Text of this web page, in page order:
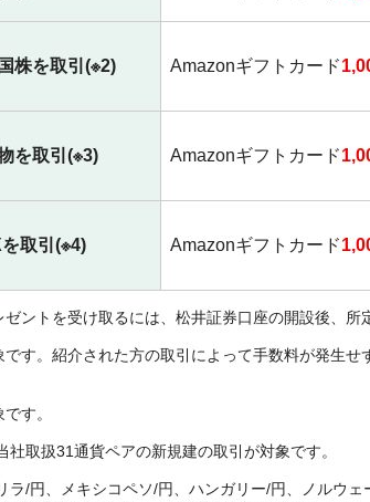
株を取引(※2) Amazonギフトカード
を取引(※3) Amazonギフトカード
取引(※4) Amazonギフトカード
ントを受け取るには、松井証券口座の開設後、所
す。紹介された方の取引によって手数料が発生
す。
社取扱31通貨ペアの新規建の取引が対象です。
ラ/円、メキシコペソ/円、ハンガリー/円、ノルウ